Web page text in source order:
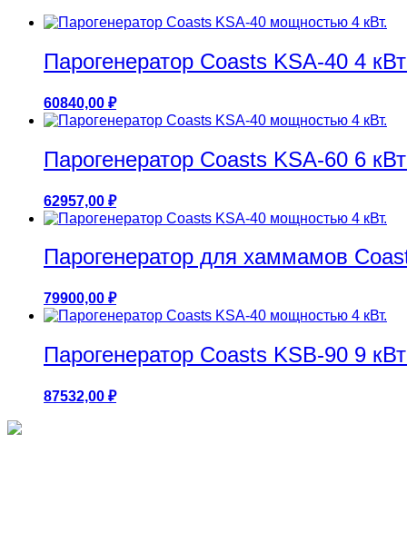
Парогенератор Coasts KSA-40 4
60840,00 ₽
Парогенератор Coasts KSA-60 6
62957,00 ₽
Парогенератор для хаммамов
79900,00 ₽
Парогенератор Coasts KSB-90 9
87532,00 ₽